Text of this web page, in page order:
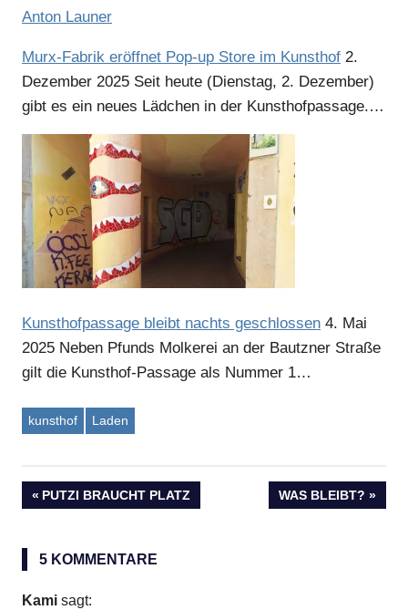
Murx-Fabrik eröffnet Pop-up Store im Kunsthof 2.
Dezember 2025 Seit heute (Dienstag, 2. Dezember)
gibt es ein neues Lädchen in der Kunsthofpassage.…
Kunsthofpassage bleibt nachts geschlossen 4. Mai
2025 Neben Pfunds Molkerei an der Bautzner Straße
gilt die Kunsthof-Passage als Nummer 1…
kunsthof Laden
VORHERIGER
PUTZI BRAUCHT PLATZ
NÄCHSTER
WAS BLEIBT?
5 KOMMENTARE
Kami sagt: